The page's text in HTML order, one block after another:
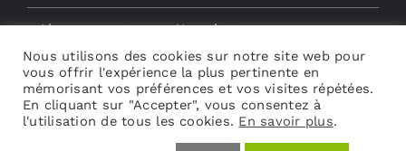
Abonnements aux Newsletters
Découvrez My Audio
Nous utilisons des cookies sur notre site web pour
vous offrir l'expérience la plus pertinente en
mémorisant vos préférences et vos visites répétées.
En cliquant sur "Accepter", vous consentez à
l'utilisation de tous les cookies. En savoir plus.